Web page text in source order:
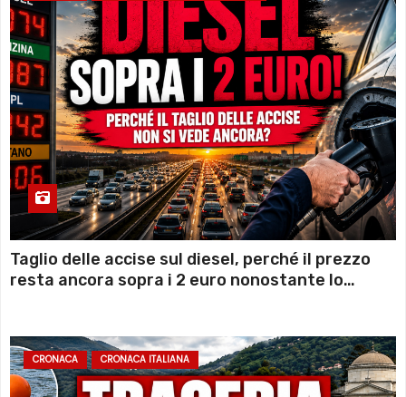
Taglio delle accise sul diesel, perché il prezzo
resta ancora sopra i 2 euro nonostante lo
CRONACA CRONACA ITALIANA